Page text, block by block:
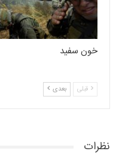
خون سفید
قبلی بعدی
نظرات